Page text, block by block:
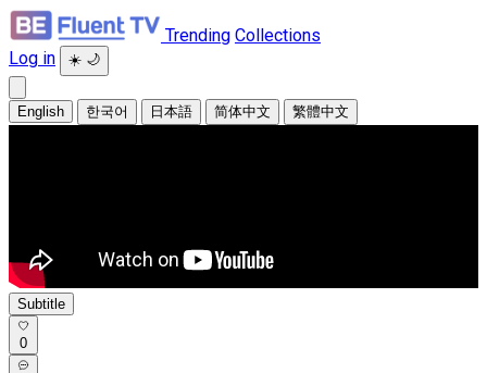
Trending Collections
Log in
☀️ 🌙
English 한국어 日本語 简体中文 繁體中文
Subtitle
0